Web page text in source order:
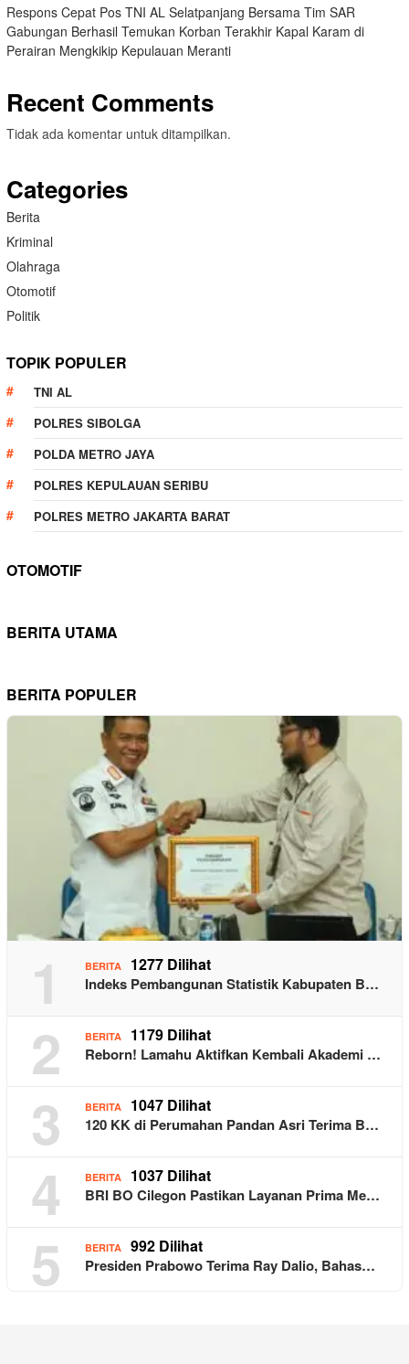
Respons Cepat Pos TNI AL Selatpanjang Bersama Tim SAR
Gabungan Berhasil Temukan Korban Terakhir Kapal Karam di
Perairan Mengkikip Kepulauan Meranti
Recent Comments
Tidak ada komentar untuk ditampilkan.
Categories
Berita
Kriminal
Olahraga
Otomotif
Politik
TOPIK POPULER
TNI AL
POLRES SIBOLGA
POLDA METRO JAYA
POLRES KEPULAUAN SERIBU
POLRES METRO JAKARTA BARAT
OTOMOTIF
BERITA UTAMA
BERITA POPULER
1 BERITA 1277 Dilihat
Indeks Pembangunan Statistik Kabupaten B…
2 BERITA 1179 Dilihat
Reborn! Lamahu Aktifkan Kembali Akademi …
3 BERITA 1047 Dilihat
120 KK di Perumahan Pandan Asri Terima B…
4 BERITA 1037 Dilihat
BRI BO Cilegon Pastikan Layanan Prima Me…
5 BERITA 992 Dilihat
Presiden Prabowo Terima Ray Dalio, Bahas…